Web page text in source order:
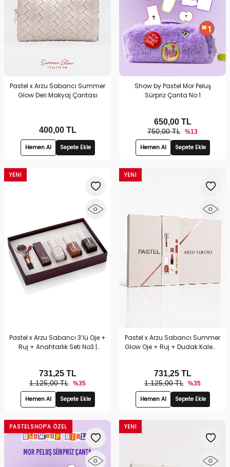
Pastel x Arzu Sabancı Summer
Glow Deri Makyaj Çantası
400,00TL
Hemen Al Sepete Ekle
Show by Pastel Mor Peluş
Sürpriz Çanta No:1
750,00 TL %13
650,00TL
Hemen Al Sepete Ekle
YENI
Pastel x Arzu Sabancı 3’lü Oje +
Ruj + Anahtarlık Seti No3 |
1.125,00 TL %35
731,25TL
Hemen Al Sepete Ekle
YENI
Pastel x Arzu Sabancı Summer
Glow Oje + Ruj + Dudak Kalemi
1.125,00 TL %35
731,25TL
Hemen Al Sepete Ekle
YENI
PASTELSHOP'A ÖZEL YENI